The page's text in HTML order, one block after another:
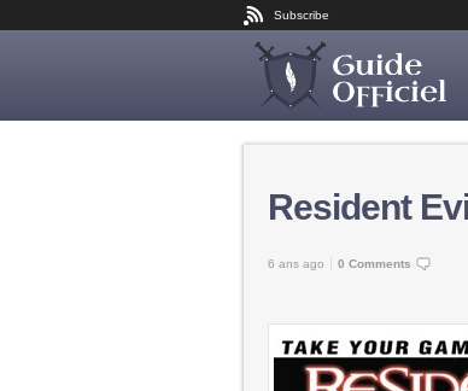
Subscribe
Resident
6 ans ago 0 Comments